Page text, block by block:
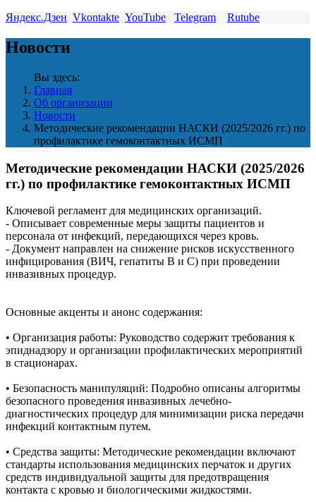
Яндекс.Дзен Vkontakte YouTube Telegram Rutube
Новости
Вы здесь:
Главная
Об организации
Новости
Методические рекомендации НАСКИ (2025/2026 гг.) по
профилактике гемоконтактных ИСМП
Методические рекомендации НАСКИ (2025/2026
гг.) по профилактике гемоконтактных ИСМП
Ключевой регламент для медицинских организаций.
- Описывает современные меры защиты пациентов и
персонала от инфекций, передающихся через кровь.
- Документ направлен на снижение рисков искусственного
инфицирования (ВИЧ, гепатиты В и С) при проведении
инвазивных процедур.
Основные акценты и анонс содержания:
• Организация работы: Руководство содержит требования к
эпиднадзору и организации профилактических мероприятий
в стационарах.
• Безопасность манипуляций: Подробно описаны алгоритмы
безопасного проведения инвазивных лечебно-
диагностических процедур для минимизации риска передачи
инфекций контактным путем.
• Средства защиты: Методические рекомендации включают
стандарты использования медицинских перчаток и других
средств индивидуальной защиты для предотвращения
контакта с кровью и биологическими жидкостями.